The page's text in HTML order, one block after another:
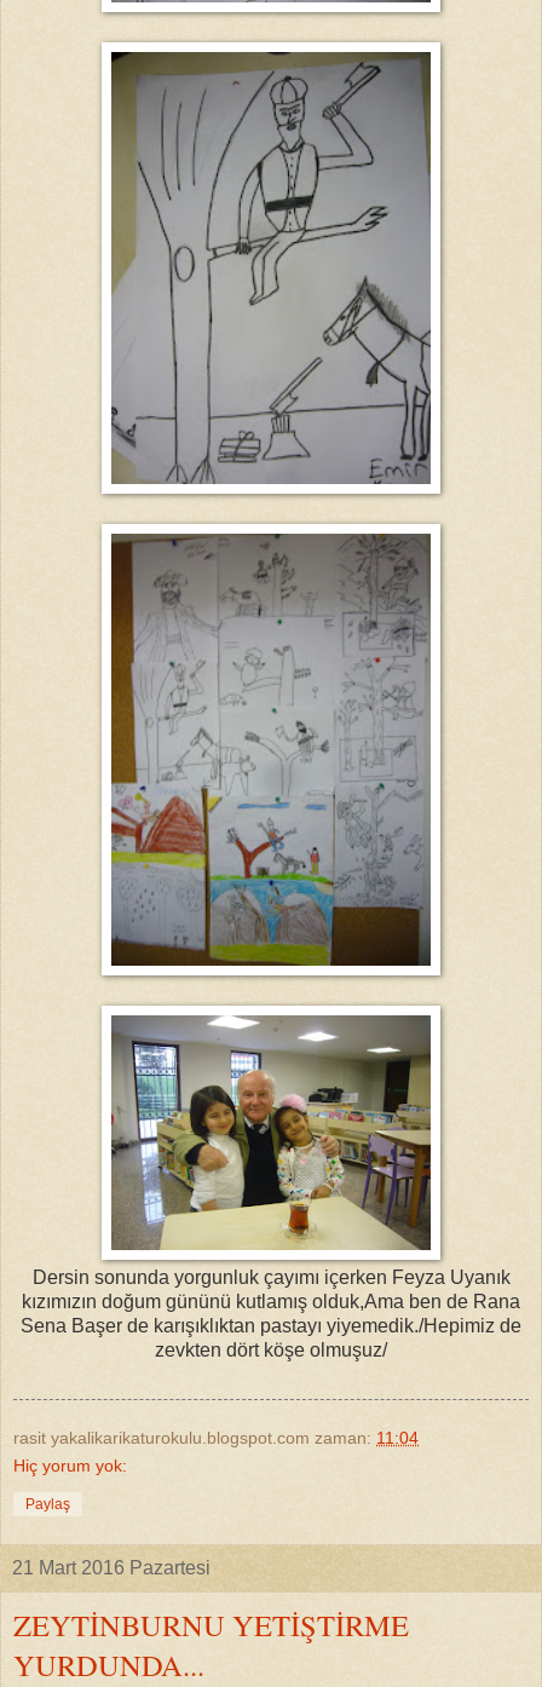
Dersin sonunda yorgunluk çayımı içerken Feyza Uyanık
kızımızın doğum gününü kutlamış olduk,Ama ben de Rana
Sena Başer de karışıklıktan pastayı yiyemedik./Hepimiz de
zevkten dört köşe olmuşuz/
rasit yakalikarikaturokulu.blogspot.com zaman: 11:04
Hiç yorum yok:
Paylaş
21 Mart 2016 Pazartesi
ZEYTİNBURNU YETİŞTİRME
YURDUNDA...